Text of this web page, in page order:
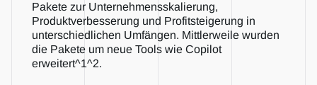
Pakete zur Unternehmensskalierung,
Produktverbesserung und Profitsteigerung in
unterschiedlichen Umfängen. Mittlerweile wurden
die Pakete um neue Tools wie Copilot
erweitert^1^2.